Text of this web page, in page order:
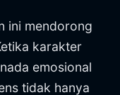
ini mendorong
karakter
emosional
tidak hanya